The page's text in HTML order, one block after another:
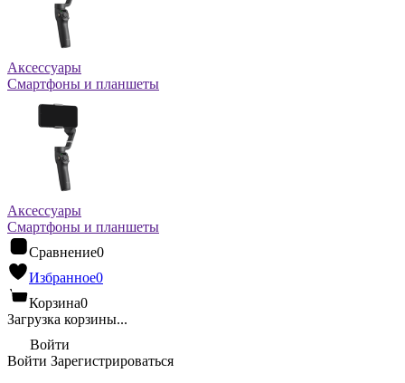
Аксессуары
Смартфоны и планшеты
Аксессуары
Смартфоны и планшеты
Сравнение0
Избранное0
Корзина0
Загрузка корзины...
Войти
Войти Зарегистрироваться